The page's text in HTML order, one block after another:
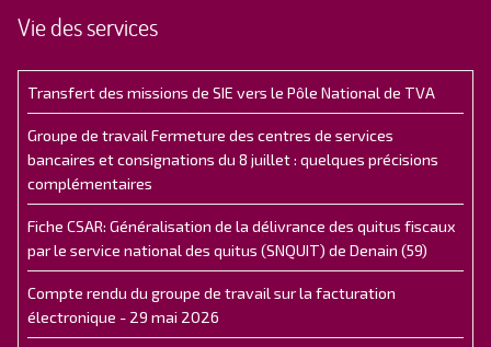
Vie des services
Transfert des missions de SIE vers le Pôle National de TVA
Groupe de travail Fermeture des centres de services
bancaires et consignations du 8 juillet : quelques précisions
complémentaires
Fiche CSAR: Généralisation de la délivrance des quitus fiscaux
par le service national des quitus (SNQUIT) de Denain (59)
Compte rendu du groupe de travail sur la facturation
électronique - 29 mai 2026